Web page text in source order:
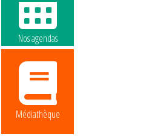
Nos agendas
Médiathèque